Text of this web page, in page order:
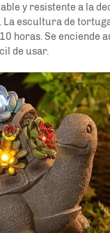
y resistente a la
La escultura de
horas. Se enciende
de usar.